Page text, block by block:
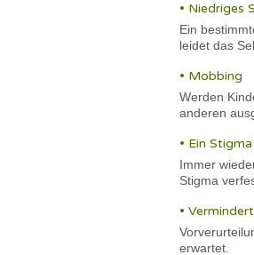
• Niedriges
Ein
leidet das
• Mobbing
Werden
anderen
• Ein
Immer
Stigma
•
erwartet.